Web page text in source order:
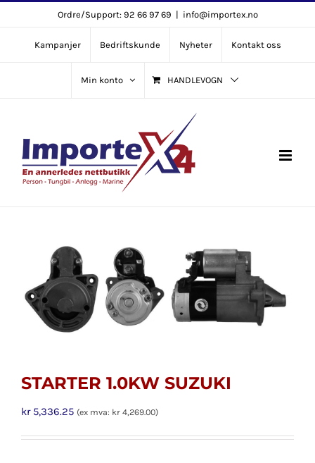
content
Ordre/Support: 92 66 97 69 | info@importex.no
Kampanjer Bedriftskunde Nyheter Kontakt oss
Min konto HANDLEVOGN
STARTER 1.0KW SUZUKI
kr5,336.25 (ex mva: kr 4,269.00)